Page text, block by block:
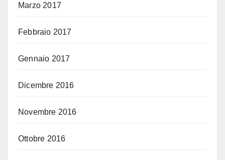
Marzo 2017
Febbraio 2017
Gennaio 2017
Dicembre 2016
Novembre 2016
Ottobre 2016